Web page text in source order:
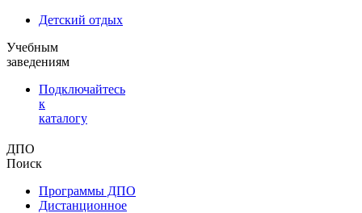
Детский отдых
Учебным
заведениям
Подключайтесь
к
каталогу
ДПО
Поиск
Программы ДПО
Дистанционное